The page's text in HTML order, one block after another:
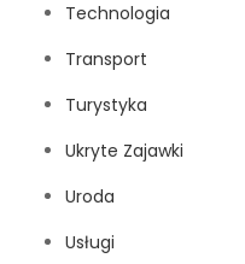
Technologia
Transport
Turystyka
Ukryte Zajawki
Uroda
Usługi